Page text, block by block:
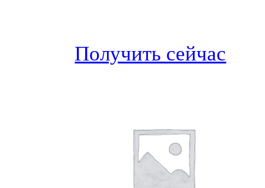
Получить сейчас